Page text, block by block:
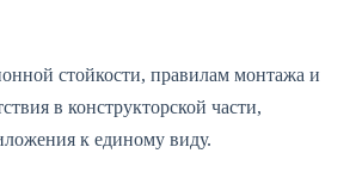
стойкости, правилам монтажа и
в конструкторской части,
к единому виду.